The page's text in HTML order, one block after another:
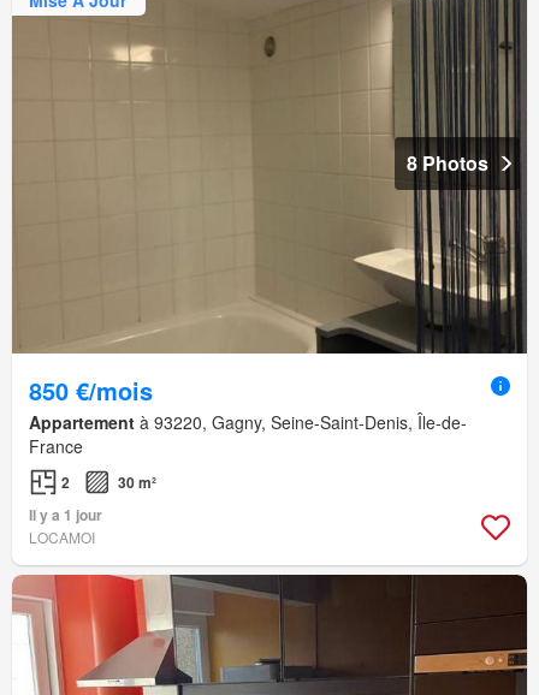
8 Photos
850 €/mois
Appartement à 93220, Gagny, Seine-Saint-Denis, Île-de-
France
2
30 m²
Il y a 1 jour
LOCAMOI